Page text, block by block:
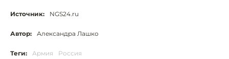
Источник: NGS24.ru
Автор: Александра Лашко
Теги: Армия Россия